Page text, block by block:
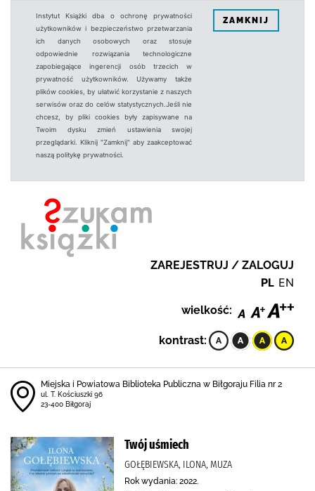
Instytut Książki dba o ochronę prywatności
użytkowników i bezpieczeństwo przetwarzania
ich danych osobowych oraz stosuje
odpowiednie rozwiązania technologiczne
zapobiegające ingerencji osób trzecich w
prywatność użytkowników. Używamy także
plików cookies, by ułatwić korzystanie z naszych
serwisów oraz do celów statystycznych.Jeśli nie
chcesz, by pliki cookies były zapisywane na
Twoim dysku zmień ustawienia swojej
przeglądarki. Kliknij "Zamknij" aby zaakceptować
naszą politykę prywatności.
ZAMKNIJ
ZAREJESTRUJ / ZALOGUJ
PL EN
wielkość:
kontrast:
Miejska i Powiatowa Biblioteka Publiczna w Biłgoraju Filia nr 2
ul. T. Kościuszki 96
23-400 Biłgoraj
Twój uśmiech
GOŁĘBIEWSKA, ILONA, MUZA
Rok wydania: 2022.